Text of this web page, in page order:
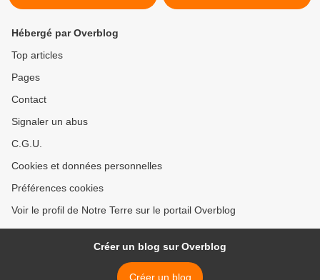
Hébergé par Overblog
Top articles
Pages
Contact
Signaler un abus
C.G.U.
Cookies et données personnelles
Préférences cookies
Voir le profil de Notre Terre sur le portail Overblog
Créer un blog sur Overblog
Créer un blog